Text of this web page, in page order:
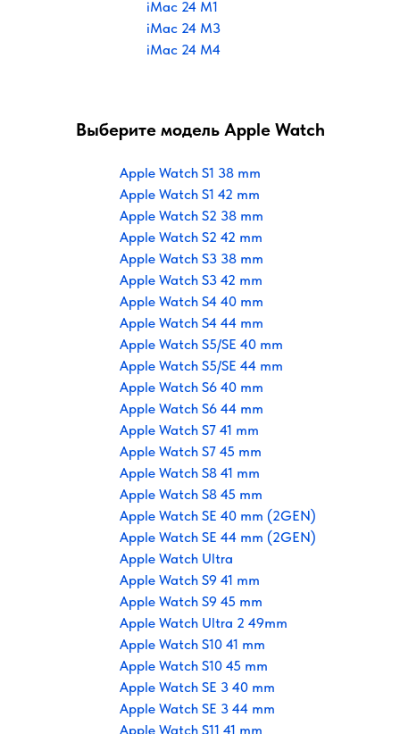
iMac 24 M1
iMac 24 M3
iMac 24 M4
Выберите модель Apple Watch
Apple Watch S1 38 mm
Apple Watch S1 42 mm
Apple Watch S2 38 mm
Apple Watch S2 42 mm
Apple Watch S3 38 mm
Apple Watch S3 42 mm
Apple Watch S4 40 mm
Apple Watch S4 44 mm
Apple Watch S5/SE 40 mm
Apple Watch S5/SE 44 mm
Apple Watch S6 40 mm
Apple Watch S6 44 mm
Apple Watch S7 41 mm
Apple Watch S7 45 mm
Apple Watch S8 41 mm
Apple Watch S8 45 mm
Apple Watch SE 40 mm (2GEN)
Apple Watch SE 44 mm (2GEN)
Apple Watch Ultra
Apple Watch S9 41 mm
Apple Watch S9 45 mm
Apple Watch Ultra 2 49mm
Apple Watch S10 41 mm
Apple Watch S10 45 mm
Apple Watch SE 3 40 mm
Apple Watch SE 3 44 mm
Apple Watch S11 41 mm